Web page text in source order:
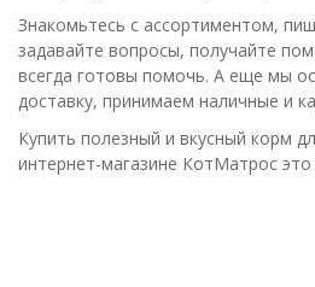
Знакомьтесь с ассортиментом,
задавайте вопросы, получайте
всегда готовы помочь. А еще мы
доставку, принимаем наличные и
Купить полезный и вкусный корм
интернет-магазине КотМатрос